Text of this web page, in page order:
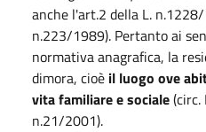
anche l'art.2 della L. n.1228/
n.223/1989). Pertanto ai
normativa anagrafica, la
dimora, cioè il luogo ove
vita familiare e sociale
n.21/2001).